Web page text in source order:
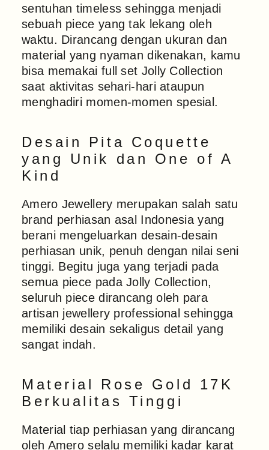
sentuhan timeless sehingga menjadi
sebuah piece yang tak lekang oleh
waktu. Dirancang dengan ukuran dan
material yang nyaman dikenakan, kamu
bisa memakai full set Jolly Collection
saat aktivitas sehari-hari ataupun
menghadiri momen-momen spesial.
Desain Pita Coquette
yang Unik dan One of A
Kind
Amero Jewellery merupakan salah satu
brand perhiasan asal Indonesia yang
berani mengeluarkan desain-desain
perhiasan unik, penuh dengan nilai seni
tinggi. Begitu juga yang terjadi pada
semua piece pada Jolly Collection,
seluruh piece dirancang oleh para
artisan jewellery professional sehingga
memiliki desain sekaligus detail yang
sangat indah.
Material Rose Gold 17K
Berkualitas Tinggi
Material tiap perhiasan yang dirancang
oleh Amero selalu memiliki kadar karat